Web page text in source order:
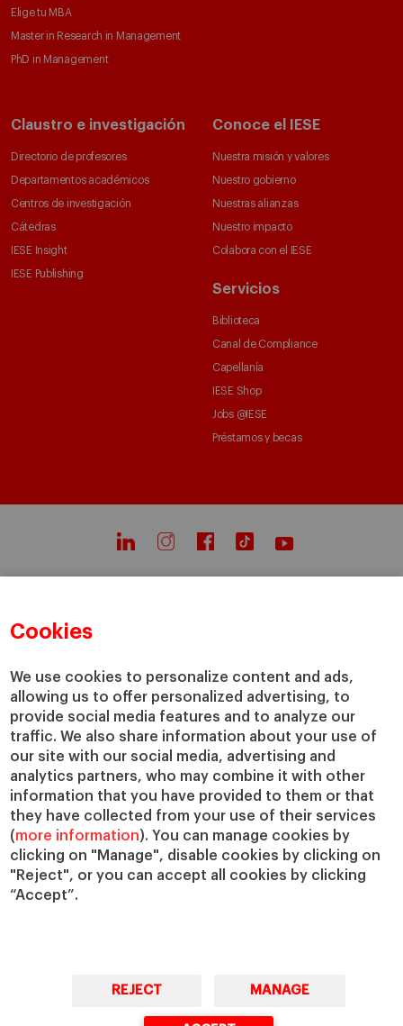
Cookies
We use cookies to personalize content and ads,
allowing us to offer personalized advertising, to
provide social media features and to analyze our
traffic. We also share information about your use of
our site with our social media, advertising and
analytics partners, who may combine it with other
information that you have provided to them or that
they have collected from your use of their services
(more information). You can manage cookies by
clicking on "Manage", disable cookies by clicking on
"Reject", or you can accept all cookies by clicking
“Accept”.
REJECT MANAGE
Elige tu MBA
Master in Research in Management
PhD in Management
Claustro e investigación
Directorio de profesores
Departamentos académicos
Centros de investigación
Cátedras
IESE Insight
IESE Publishing
Conoce el IESE
Nuestra misión y valores
Nuestro gobierno
Nuestras alianzas
Nuestro impacto
Colabora con el IESE
Servicios
Biblioteca
Canal de Compliance
Capellanía
IESE Shop
Jobs @IESE
Préstamos y becas